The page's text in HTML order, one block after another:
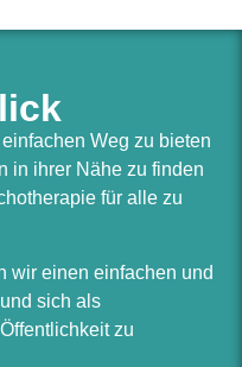
Weg zu bieten
in ihrer Nähe zu finden
für alle zu
wir einen einfachen und
sich als
zu